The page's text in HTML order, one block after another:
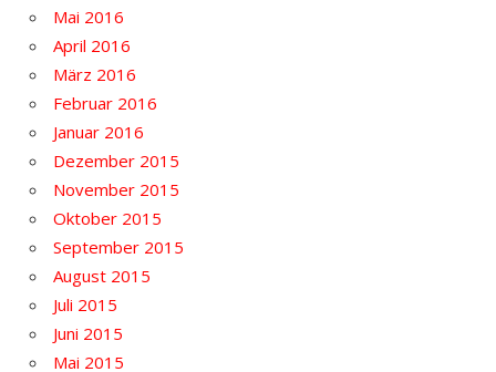
Mai 2016
April 2016
März 2016
Februar 2016
Januar 2016
Dezember 2015
November 2015
Oktober 2015
September 2015
August 2015
Juli 2015
Juni 2015
Mai 2015